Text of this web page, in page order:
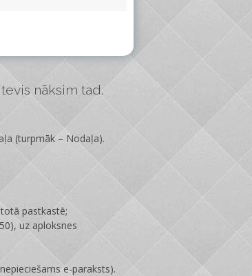
nāksim tad.
(turpmāk – Nodaļa).
pastkastē;
uz aploksnes
e-paraksts).